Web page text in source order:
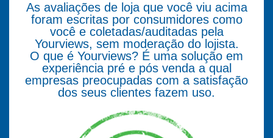
As avaliações de loja que você viu acima
foram escritas por consumidores como
você e coletadas/auditadas pela
Yourviews, sem moderação do lojista.
O que é Yourviews? É uma solução em
experiência pré e pós venda a qual
empresas preocupadas com a satisfação
dos seus clientes fazem uso.